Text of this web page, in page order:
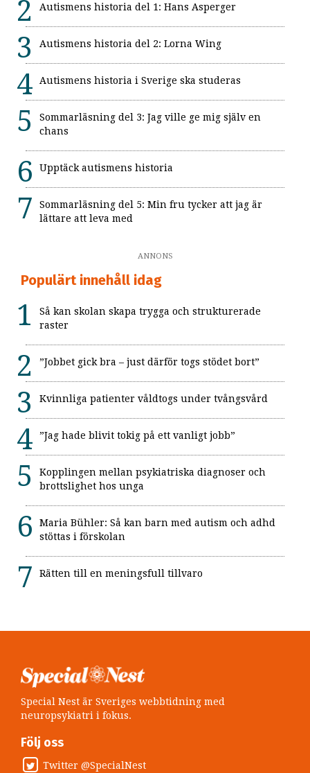
Autismens historia del 1: Hans Asperger
Autismens historia del 2: Lorna Wing
Autismens historia i Sverige ska studeras
Sommarläsning del 3: Jag ville ge mig själv en
chans
Upptäck autismens historia
Sommarläsning del 5: Min fru tycker att jag är
lättare att leva med
ANNONS
Populärt innehåll idag
Så kan skolan skapa trygga och strukturerade
raster
”Jobbet gick bra – just därför togs stödet bort”
Kvinnliga patienter våldtogs under tvångsvård
”Jag hade blivit tokig på ett vanligt jobb”
Kopplingen mellan psykiatriska diagnoser och
brottslighet hos unga
Maria Bühler: Så kan barn med autism och adhd
stöttas i förskolan
Rätten till en meningsfull tillvaro
Special Nest är Sveriges webbtidning med
neuropsykiatri i fokus.
Följ oss
Twitter @SpecialNest